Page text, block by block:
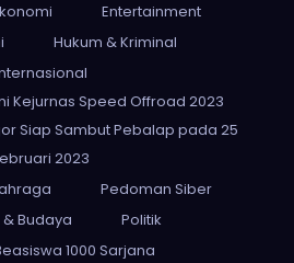
Entertainment
Hukum & Kriminal
Kejurnas Speed Offroad 2023
Siap Sambut Pebalap pada 25
2023
Pedoman Siber
Budaya
Politik
1000 Sarjana